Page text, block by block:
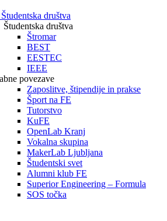
Študentska društva
Študentska društva
Štromar
BEST
EESTEC
IEEE
povezave
Zaposlitve, štipendije in prakse
Šport na FE
Tutorstvo
KuFE
OpenLab Kranj
Vokalna skupina
MakerLab Ljubljana
Študentski svet
Alumni klub FE
Superior Engineering – Formula
SOS točka